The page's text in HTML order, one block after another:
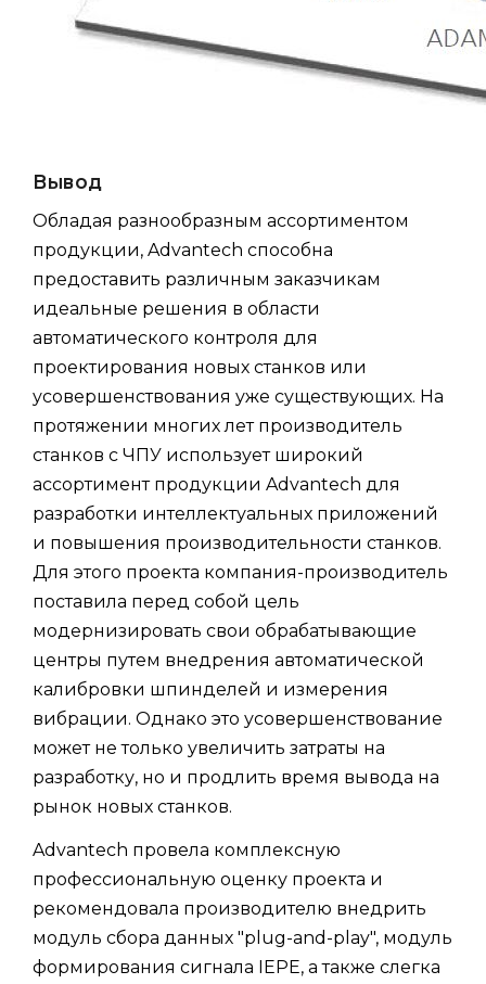
Вывод
Обладая разнообразным ассортиментом
продукции, Advantech способна
предоставить различным заказчикам
идеальные решения в области
автоматического контроля для
проектирования новых станков или
усовершенствования уже существующих. На
протяжении многих лет производитель
станков с ЧПУ использует широкий
ассортимент продукции Advantech для
разработки интеллектуальных приложений
и повышения производительности станков.
Для этого проекта компания-производитель
поставила перед собой цель
модернизировать свои обрабатывающие
центры путем внедрения автоматической
калибровки шпинделей и измерения
вибрации. Однако это усовершенствование
может не только увеличить затраты на
разработку, но и продлить время вывода на
рынок новых станков.
Advantech провела комплексную
профессиональную оценку проекта и
рекомендовала производителю внедрить
модуль сбора данных "plug-and-play", модуль
формирования сигнала IEPE, а также слегка